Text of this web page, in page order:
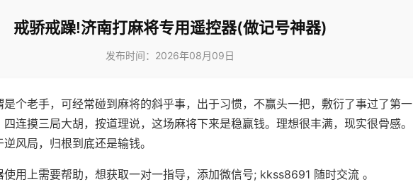
戒骄戒躁!济南打麻将专用遥控器(做记号神器)
发布时间：2026年08月09日
是个老手，可经常碰到麻将的斜乎事，出于习惯，不赢头一把，敷衍了事过了第一
连摸三局大胡，按道理说，这场麻将下来是稳赢钱。理想很丰满，现实很骨感。
风局，归根到底还是输钱。
使用上需要帮助，想获取一对一指导，添加微信号; kkss8691 随时交流 。